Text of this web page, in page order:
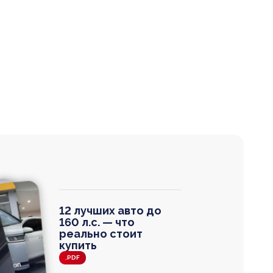
12 лучших авто до
160 л.с. — что
реально стоит
купить
.PDF